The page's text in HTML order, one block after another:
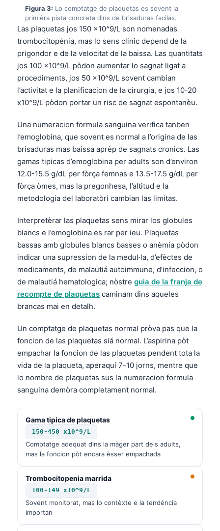
Figura 3: Lo comptatge de plaquetas es sovent la
primièra pista concreta dins de brisaduras facilas.
Las plaquetas jos 150 x10^9/L son nomenadas
trombocitopènia, mas lo sens clinic depend de la
prigondor e de la velocitat de la baissa. Las quantitats
jos 100 x10^9/L pòdon aumentar lo sagnat ligat a
procediments, jos 50 x10^9/L sovent cambian
l’activitat e la planificacion de la cirurgia, e jos 10-20
x10^9/L pòdon portar un risc de sagnat espontanèu.
Una numeracion formula sanguina verifica tanben
l’emoglobina, que sovent es normal a l’origina de las
brisaduras mas baissa aprèp de sagnats cronics. Las
gamas tipicas d’emoglobina per adults son d’environ
12.0-15.5 g/dL per fòrça femnas e 13.5-17.5 g/dL per
fòrça òmes, mas la pregonhesa, l’altitud e la
metodologia del laboratòri cambian las limitas.
Interpretèrar las plaquetas sens mirar los globules
blancs e l’emoglobina es rar per ieu. Plaquetas
bassas amb globules blancs basses o anèmia pòdon
indicar una supression de la medul·la, d’efèctes de
medicaments, de malautiá autoimmune, d’infeccion, o
de malautiá hematologica; nòstre guia de la franja de
recompte de plaquetas caminam dins aqueles
brancas mai en detalh.
Un comptatge de plaquetas normal pròva pas que la
foncion de las plaquetas siá normal. L’aspirina pòt
empachar la foncion de las plaquetas pendent tota la
vida de la plaqueta, aperaquí 7-10 jorns, mentre que
lo nombre de plaquetas sus la numeracion formula
sanguina demòra completament normal.
Gama tipica de plaquetas
150-450 x10^9/L
Comptatge adequat dins la màger part dels adults,
mas la foncion pòt encara èsser empachada
Trombocitopenia marrida
100-149 x10^9/L
Sovent monitorat, mas lo contèxte e la tendéncia
importan